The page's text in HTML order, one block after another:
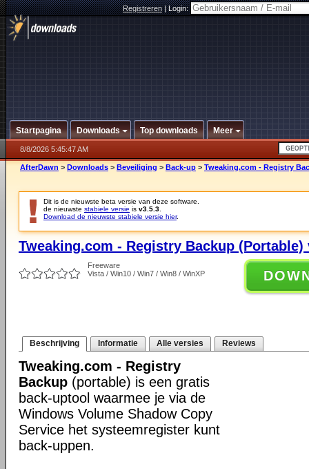
Registreren|Login:
Startpagina Downloads Top downloads Meer
8/8/2026 5:45:47 AM
AfterDawn > Downloads > Beveiliging > Back-up > Tweaking.com - Registry
Dit is de nieuwste beta versie van deze software.
de nieuwste stabiele versie is v3.5.3
Download de nieuwste stabiele versie hier.
Tweaking.com - Registry Backup (Portable)
Freeware
Vista / Win10 / Win7 / Win8 / WinXP
Beschrijving Informatie Alle versies Reviews
Tweaking.com - Registry
Backup (portable) is een gratis
back-uptool waarmee je via de
Windows Volume Shadow Copy
Service het systeemregister kunt
back-uppen.